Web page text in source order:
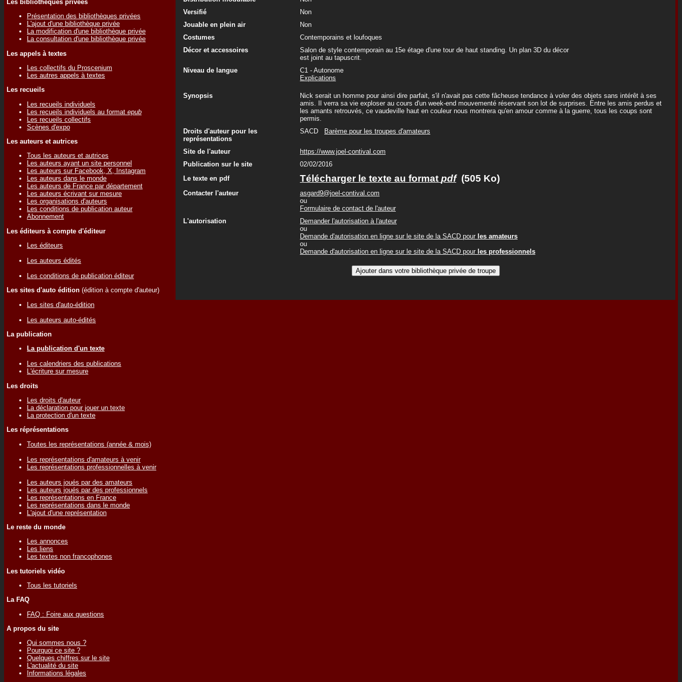
Les bibliothèques privées
Présentation des bibliothèques privées
L'ajout d'une bibliothèque privée
La modification d'une bibliothèque privée
La consultation d'une bibliothèque privée
Les appels à textes
Les collectifs du Proscenium
Les autres appels à textes
Les recueils
Les recueils individuels
Les recueils individuels au format epub
Les recueils collectifs
Scènes d'expo
Les auteurs et autrices
Tous les auteurs et autrices
Les auteurs ayant un site personnel
Les auteurs sur Facebook, X, Instagram
Les auteurs dans le monde
Les auteurs de France par département
Les auteurs écrivant sur mesure
Les organisations d'auteurs
Les conditions de publication auteur
Abonnement
Les éditeurs à compte d'éditeur
Les éditeurs
Les auteurs édités
Les conditions de publication éditeur
Les sites d'auto édition (édition à compte d'auteur)
Les sites d'auto-édition
Les auteurs auto-édités
La publication
La publication d'un texte
Les calendriers des publications
L'écriture sur mesure
Les droits
Les droits d'auteur
La déclaration pour jouer un texte
La protection d'un texte
Les réprésentations
Toutes les représentations (année & mois)
Les représentations d'amateurs à venir
Les représentations professionnelles à venir
Les auteurs joués par des amateurs
Les auteurs joués par des professionnels
Les représentations en France
Les représentations dans le monde
L'ajout d'une représentation
Le reste du monde
Les annonces
Les liens
Les textes non francophones
Les tutoriels vidéo
Tous les tutoriels
La FAQ
FAQ : Foire aux questions
A propos du site
Qui sommes nous ?
Pourquoi ce site ?
Quelques chiffres sur le site
L'actualité du site
Informations légales
Versifié
Non
Jouable en plein air
Non
Costumes
Contemporains et loufoques
Décor et accessoires
Salon de style contemporain au 15e étage d'une tour de haut standing. Un plan 3D du décor
est joint au tapuscrit.
Niveau de langue
C1 - Autonome
Explications
Synopsis
Nick serait un homme pour ainsi dire parfait, s'il n'avait pas cette fâcheuse tendance à voler des objets sans intérêt à ses
amis. Il verra sa vie exploser au cours d'un week-end mouvementé réservant son lot de surprises. Entre les amis perdus et
les amants retrouvés, ce vaudeville haut en couleur nous montrera qu'en amour comme à la guerre, tous les coups sont
permis.
Droits d'auteur pour les
représentations
SACD Barème pour les troupes d'amateurs
Site de l'auteur
https://www.joel-contival.com
Publication sur le site
02/02/2016
Le texte en pdf
Télécharger le texte au format pdf(505 Ko)
Contacter l'auteur
asgard9@joel-contival.com
ou
Formulaire de contact de l'auteur
L'autorisation
Demander l'autorisation à l'auteur
ou
Demande d'autorisation en ligne sur le site de la SACD pour les amateurs
ou
Demande d'autorisation en ligne sur le site de la SACD pour les professionnels